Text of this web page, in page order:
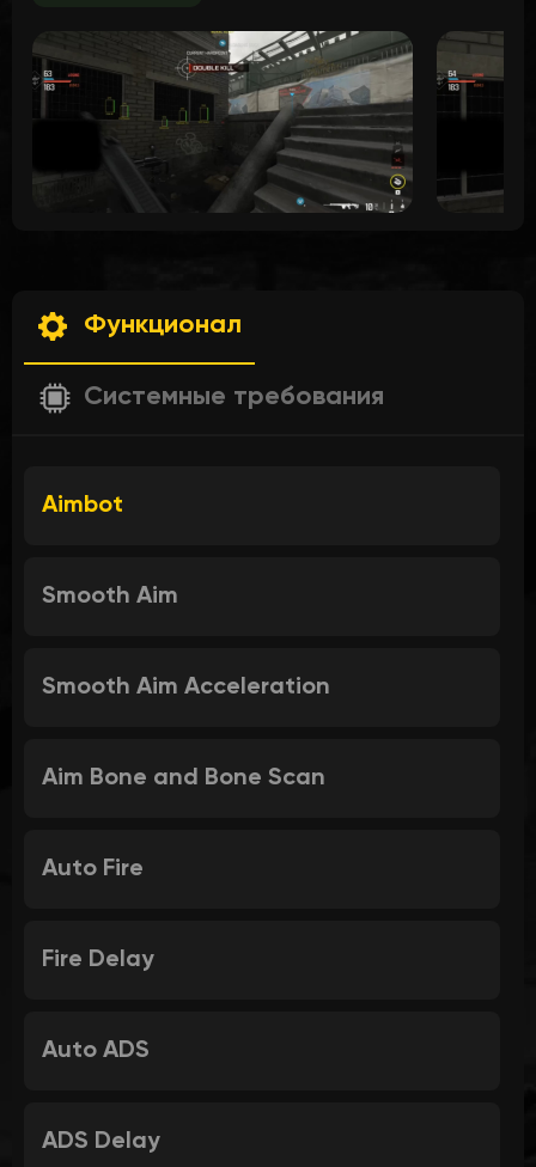
Функционал
Системные требования
Aimbot
Smooth Aim
Smooth Aim Acceleration
Aim Bone and Bone Scan
Auto Fire
Fire Delay
Auto ADS
ADS Delay